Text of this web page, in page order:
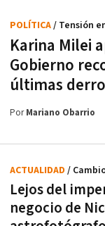
Karina Milei
Gobierno
últimas
POLÍTICA/ Tensión
PorMariano Obarrio
Lejos del
negocio de
ACTUALIDAD /